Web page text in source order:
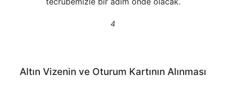
Altın Vizenin ve Oturum Kartının Alınması